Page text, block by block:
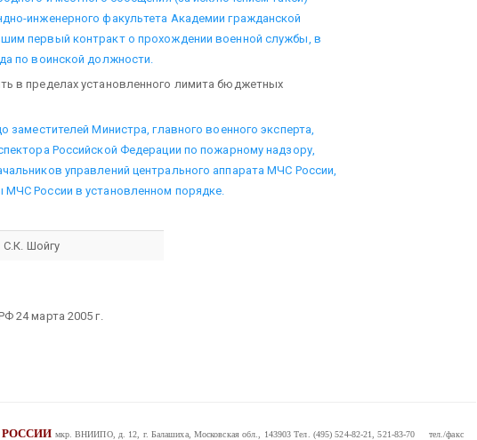
инженерного факультета Академии гражданской
первый контракт о прохождении военной службы, в
по воинской должности.
в пределах установленного лимита бюджетных
заместителей Министра, главного военного эксперта,
Российской Федерации по пожарному надзору,
управлений центрального аппарата МЧС России,
России в установленном порядке.
С.К. Шойгу
24 марта 2005 г.
мкр. ВНИИПО, д. 12, г. Балашиха, Московская обл., 143903 Тел. (495) 524-82-21, 521-83-70 тел./факс